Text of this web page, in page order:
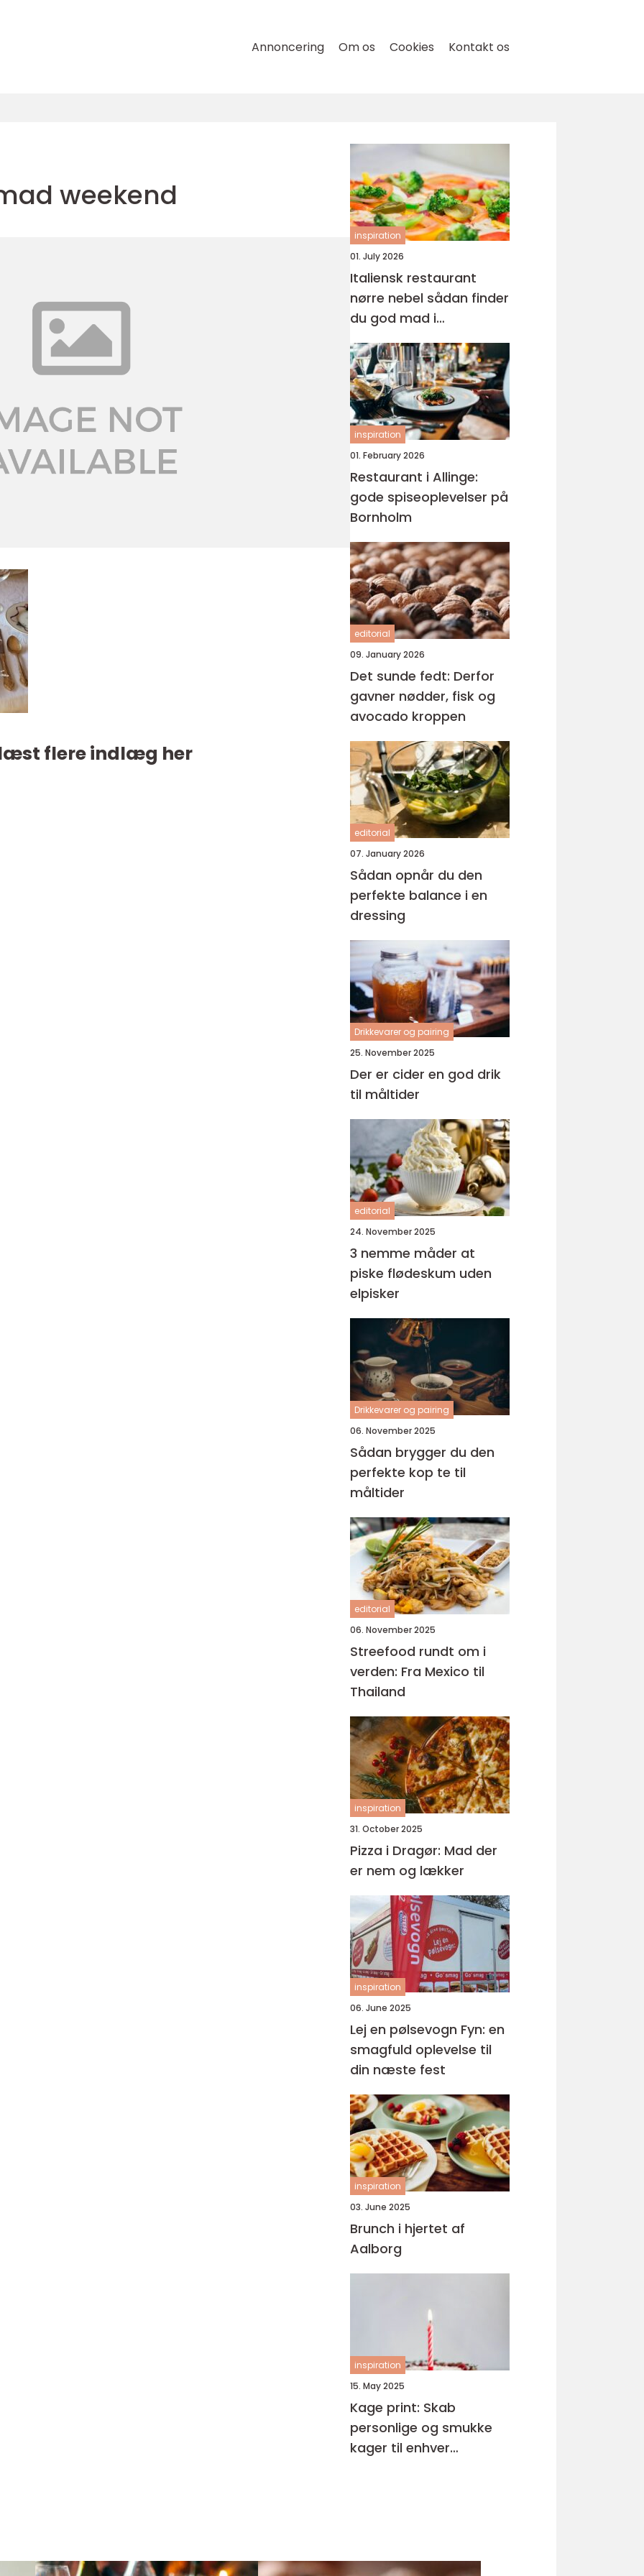
Annoncering Om os Cookies Kontakt os
weekend
flere indlæg her
inspiration
01. July 2026
Italiensk restaurant
nørre nebel sådan finder
du god mad i
nærmiljøet
inspiration
01. February 2026
Restaurant i Allinge:
gode spiseoplevelser på
Bornholm
editorial
09. January 2026
Det sunde fedt: Derfor
gavner nødder, fisk og
avocado kroppen
editorial
07. January 2026
Sådan opnår du den
perfekte balance i en
dressing
Drikkevarer og pairing
25. November 2025
Der er cider en god drik
til måltider
editorial
24. November 2025
3 nemme måder at
piske flødeskum uden
elpisker
Drikkevarer og pairing
06. November 2025
Sådan brygger du den
perfekte kop te til
måltider
editorial
06. November 2025
Streefood rundt om i
verden: Fra Mexico til
Thailand
inspiration
31. October 2025
Pizza i Dragør: Mad der
er nem og lækker
inspiration
06. June 2025
Lej en pølsevogn Fyn: en
smagfuld oplevelse til
din næste fest
inspiration
03. June 2025
Brunch i hjertet af
Aalborg
inspiration
15. May 2025
Kage print: Skab
personlige og smukke
kager til enhver